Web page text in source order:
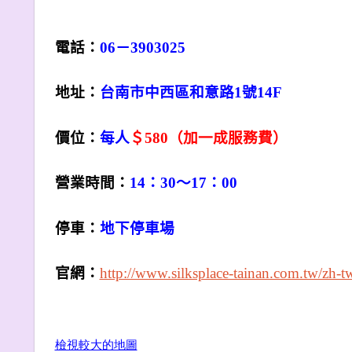
電話： 06－3903025
地址： 台南市中西區和意路1號14F
價位： 每人 ＄580（加一成服務費）
營業時間： 14：30～17：00
停車： 地下停車場
官網： http://www.silksplace-tainan.com.tw/zh-
檢視較大的地圖